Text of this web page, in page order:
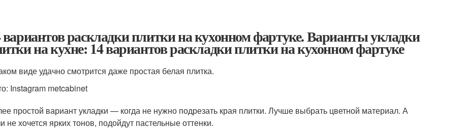
вариантов раскладки плитки на кухонном фартуке. Варианты укладки
на кухне: 14 вариантов раскладки плитки на кухонном фартуке
виде удачно смотрится даже простая белая плитка.
Instagram metcabinet
простой вариант укладки — когда не нужно подрезать края плитки. Лучше выбрать цветной материал. А
не хочется ярких тонов, подойдут пастельные оттенки.